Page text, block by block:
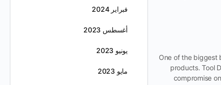
One of the biggest
products. Tool
compromise
فبراير 2024
أغسطس 2023
يونيو 2023
مايو 2023